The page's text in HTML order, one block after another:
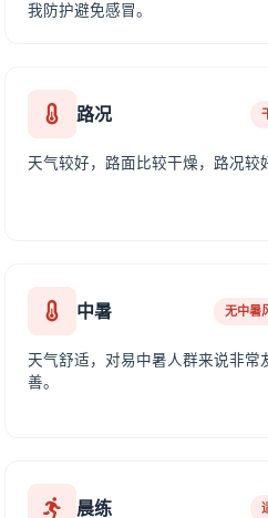
我防护避免感冒。
路况
天气较好，路面比较干燥，路况较
中暑 无中暑
天气舒适，对易中暑人群来说非常
善。
晨练